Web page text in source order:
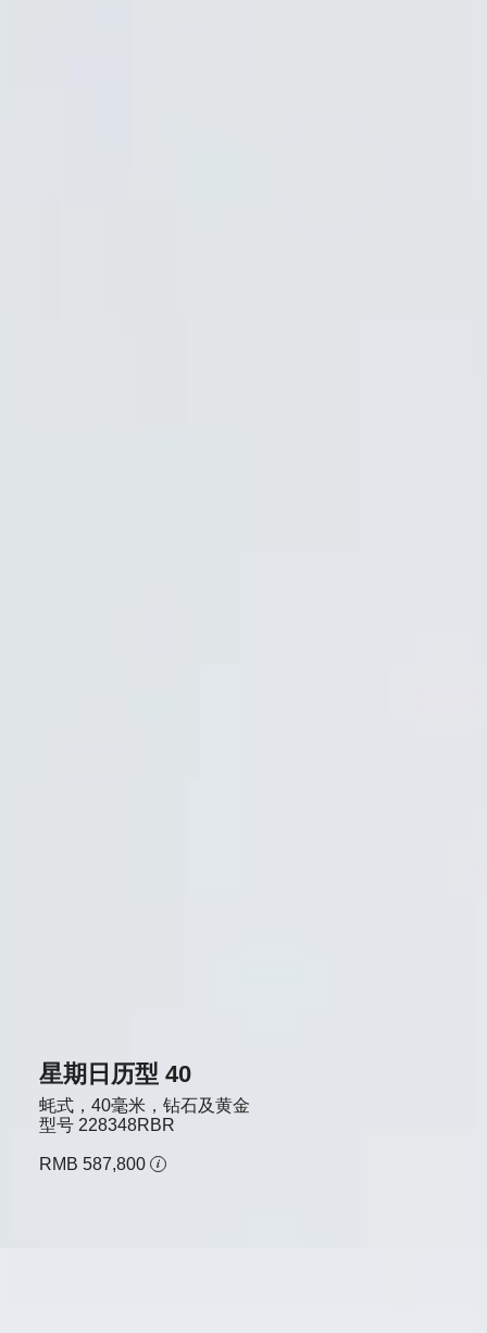
星期日历型 40
蚝式，40毫米，钻石及黄金
型号 228348RBR
RMB 587,800